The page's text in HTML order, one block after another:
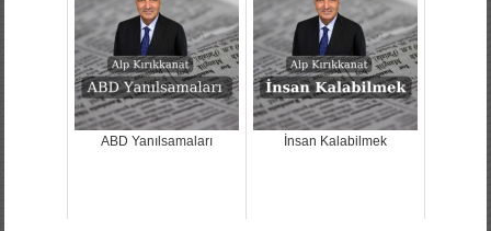
ABD Yanılsamaları İnsan Kalabilmek